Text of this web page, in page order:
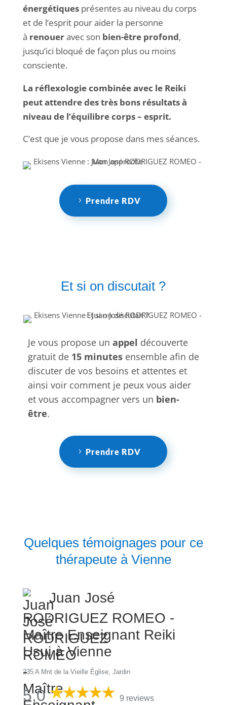
énergétiques présentes au niveau du corps
et de l’esprit pour aider la personne
à renoueravec son bien-être profond,
jusqu’ici bloqué de façon plus ou moins
consciente.
La réflexologie combinée avec le Reiki
peut attendre des très bons résultats à
niveau de l’équilibre corps – esprit.
C’est que je vous propose dans mes séances.
Prendre RDV
Et si on discutait ?
Je vous propose un appel découverte
gratuit de 15 minutesensemble afin de
discuter de vos besoins et attentes et
ainsi voir comment je peux vous aider
et vous accompagner vers un bien-
être.
Prendre RDV
Quelques témoignages pour ce
thérapeute à Vienne
Juan José
RODRIGUEZ ROMEO -
Maître Enseignant Reiki
Usui à Vienne
235 A Mnt de la Vieille Église, Jardin
5,0 9 reviews